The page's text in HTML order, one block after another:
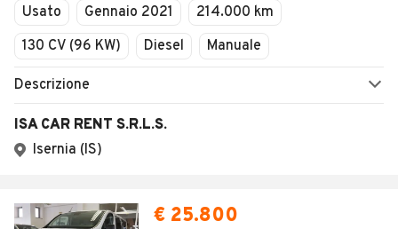
Usato Gennaio 2021
214.000 km
130 CV (96 KW)
Diesel Manuale
Descrizione
ISA CAR RENT S.R.L.S.
Isernia (IS)
€ 25.800